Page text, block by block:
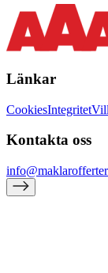
Länkar
CookiesIntegritet
Kontakta oss